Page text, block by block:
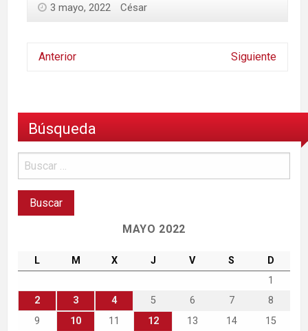
3 mayo, 2022 César
Anterior Siguiente
Búsqueda
MAYO 2022
L M X J V S
D
1
2
3 4 5 6 7
8
9
10 11 12 13 14
15